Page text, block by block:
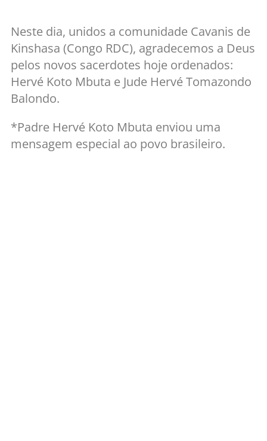
Neste dia, unidos a comunidade Cavanis de
Kinshasa (Congo RDC), agradecemos a Deus
pelos novos sacerdotes hoje ordenados:
Hervé Koto Mbuta e Jude Hervé Tomazondo
Balondo.
*Padre Hervé Koto Mbuta enviou uma
mensagem especial ao povo brasileiro.